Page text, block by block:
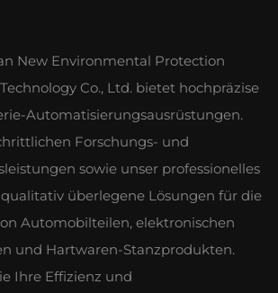
New Environmental Protection
Co., Ltd. bietet hochpräzise
Automatisierungsausrüstungen.
Forschungs- und
sowie unser professionelles
überlegene Lösungen für die
Automobilteilen, elektronischen
und Hartwaren-Stanzprodukten.
Ihre Effizienz und